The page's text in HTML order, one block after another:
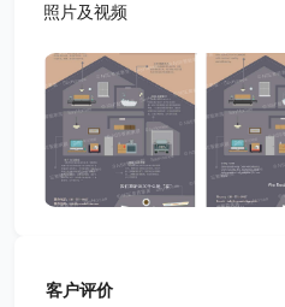
照片及视频
客户评价